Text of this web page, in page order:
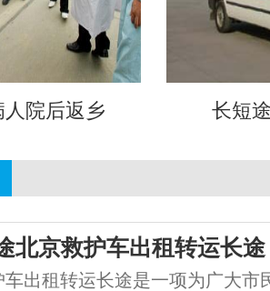
院后返乡 长短
北京救护车出租转运长途
车出租转运长途是一项为广大市